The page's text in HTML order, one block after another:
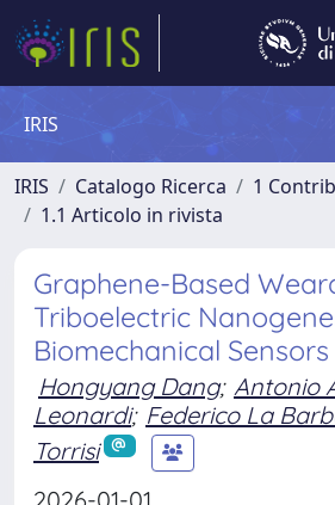
IRIS
IRIS Catalogo Ricerca
1
1.1 Articolo in rivista
Graphene-Based
Triboelectric
Biomechanical Sensors
Hongyang Dang; Antonio
Leonardi; Federico La
Torrisi